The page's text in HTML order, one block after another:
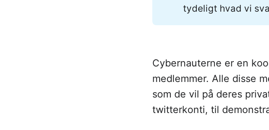
tydeligt hvad vi
Cybernauterne er en
medlemmer. Alle disse
som de vil på deres
twitterkonti, til